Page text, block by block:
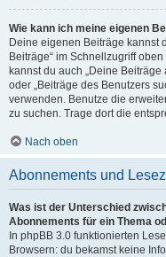
Wie kann ich meine eigenen
Deine eigenen Beiträge kannst
Beiträge“ im Schnellzugriff
kannst du auch „Deine
oder „Beiträge des Benutzers
verwenden. Benutze die
zu suchen. Trage dort die
Nach oben
Abonnements und
Was ist der Unterschied
Abonnements für ein Thema
In phpBB 3.0 funktionierten
Browsern: du bekamst keine